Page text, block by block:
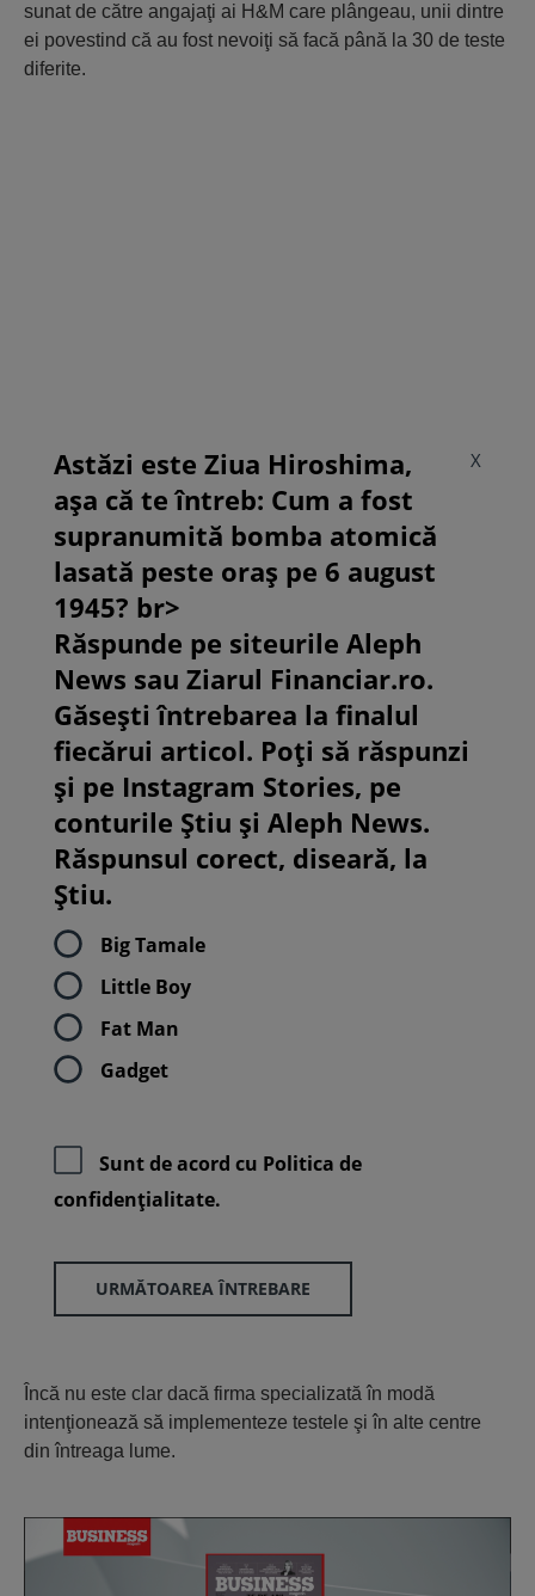
sunat de către angajaţi ai H&M care plângeau, unii dintre
ei povestind că au fost nevoiţi să facă până la 30 de teste
diferite.
X
Astăzi este Ziua Hiroshima,
așa că te întreb: Cum a fost
supranumită bomba atomică
lasată peste oraș pe 6 august
1945? br>
Răspunde pe siteurile Aleph
News sau Ziarul Financiar.ro.
Găsești întrebarea la finalul
fiecărui articol. Poți să răspunzi
și pe Instagram Stories, pe
conturile Știu și Aleph News.
Răspunsul corect, diseară, la
Știu.
Big Tamale
Little Boy
Fat Man
Gadget
Sunt de acord cu Politica de
confidenţialitate.
URMĂTOAREA ÎNTREBARE
Încă nu este clar dacă firma specializată în modă
intenţionează să implementeze testele şi în alte centre
din întreaga lume.